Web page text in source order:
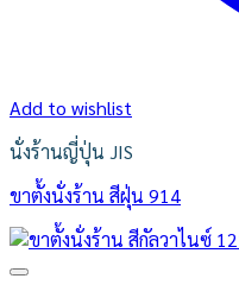
Add to wishlist
นั่งร้านญี่ปุ่น JIS
ขาตั้งนั่งร้าน สีฝุ่น 914